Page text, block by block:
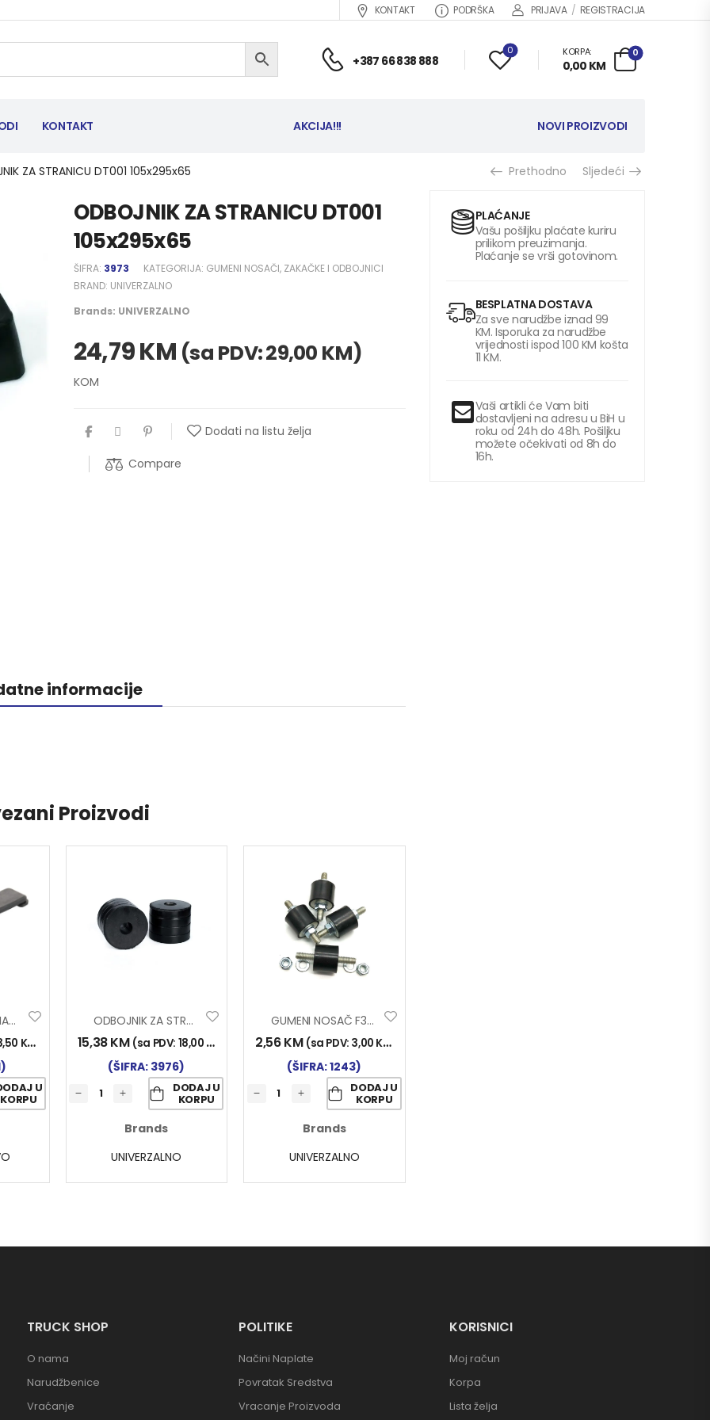
KONTAKT PODRŠKA PRIJAVA / REGISTRACIJA
+387 66 838 888
0 KORPA:
0,00 KM
0
KONTAKT AKCIJA!!! NOVI PROIZVODI
ZA STRANICU DT001 105x295x65 Prethodno Sljedeći
ODBOJNIK ZA STRANICU DT001
105x295x65
ŠIFRA: 3973 KATEGORIJA: GUMENI NOSAČI, ZAKAČKE I ODBOJNICI
BRAND: UNIVERZALNO
Brands: UNIVERZALNO
24,79KM (sa PDV:29,00 KM)
KOM
Dodati na listu želja
Compare
informacije
Proizvodi
ZAK. BLAT. SCANIA-VOLVO DUGA 015
KM
U
KORPU
ODBOJNIK ZA STRANICU DT004 102×86
15,38KM (sa PDV: 18,00 KM
(ŠIFRA: 3976)
DODAJ U
KORPU
Brands
UNIVERZALNO
GUMENI NOSAČ F30 M6 L-15
2,56KM (sa PDV: 3,00 KM
(ŠIFRA: 1243)
DODAJ U
KORPU
Brands
UNIVERZALNO
PLAĆANJE
Vašu pošiljku plaćate kuriru
prilikom preuzimanja.
Plaćanje se vrši gotovinom.
BESPLATNA DOSTAVA
Za sve narudžbe iznad 99
KM. Isporuka za narudžbe
vrijednosti ispod 100 KM košta
11 KM.
Vaši artikli će Vam biti
dostavljeni na adresu u BiH u
roku od 24h do 48h. Pošiljku
možete očekivati od 8h do
16h.
TRUCK SHOP
O nama
Narudžbenice
Vraćanje
POLITIKE
Načini Naplate
Povratak Sredstva
Vracanje Proizvoda
KORISNICI
Moj račun
Korpa
Lista želja